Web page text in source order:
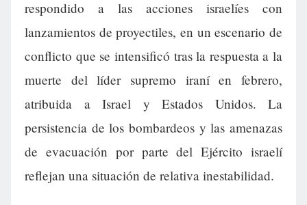
respondido a las acciones israelíes con
lanzamientos de proyectiles, en un escenario de
conflicto que se intensificó tras la respuesta a la
muerte del líder supremo iraní en febrero,
atribuida a Israel y Estados Unidos. La
persistencia de los bombardeos y las amenazas
de evacuación por parte del Ejército israelí
reflejan una situación de relativa inestabilidad.